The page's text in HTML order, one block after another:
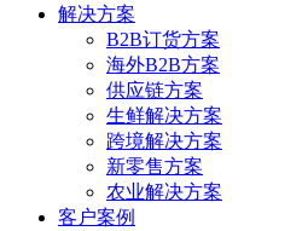
解决方案
B2B订货方案
海外B2B方案
供应链方案
生鲜解决方案
跨境解决方案
新零售方案
农业解决方案
客户案例